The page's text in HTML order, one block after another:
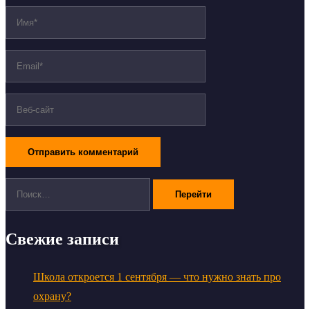
Свежие записи
Школа откроется 1 сентября — что нужно знать про
охрану?